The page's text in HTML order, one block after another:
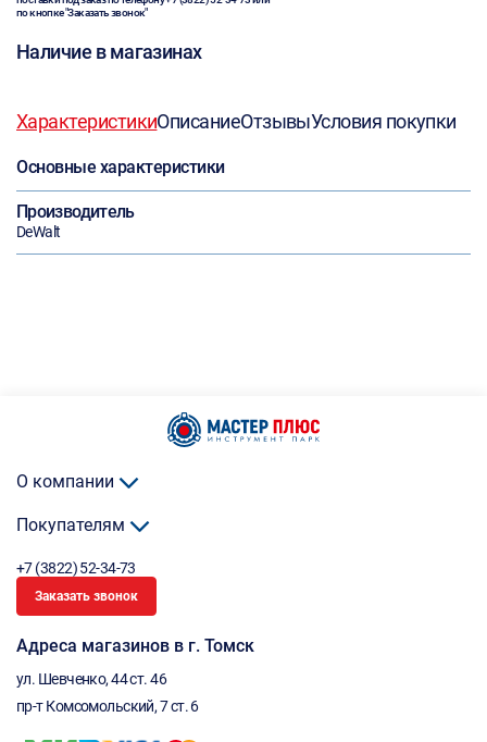
по кнопке "Заказать звонок"
Наличие в магазинах
ХарактеристикиОписаниеОтзывыУсловия покупки
Основные характеристики
Производитель
DeWalt
О компании
Покупателям
+7 (3822) 52-34-73
Заказать звонок
Адреса магазинов в г. Томск
ул. Шевченко, 44 ст. 46
пр-т Комсомольский, 7 ст. 6